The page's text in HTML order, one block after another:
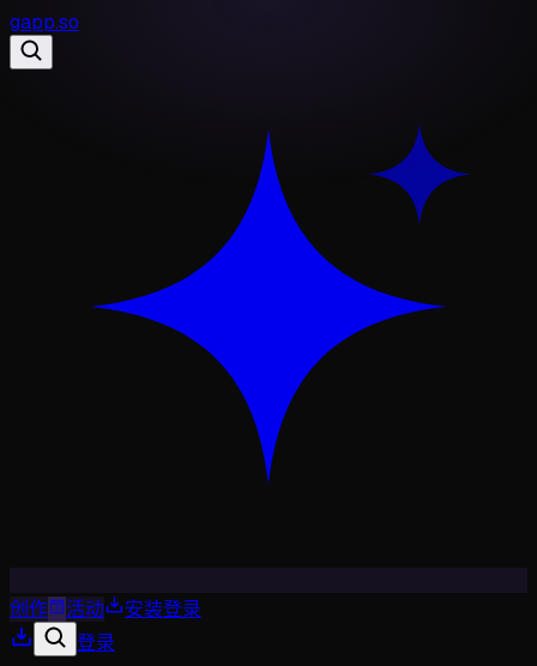
gapp.so
创作 活动 安装登录
登录